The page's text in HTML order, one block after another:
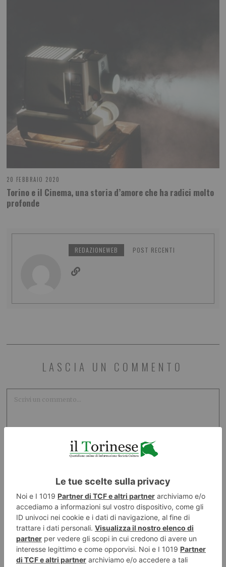
20 FEBBRAIO 2020
Torino e il Cinema, una storia d’amore che ha radici molto
profonde
REDAZIONEWEB POST RECENTI
LASCIA UN COMMENTO